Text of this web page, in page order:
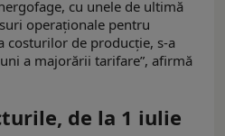
cu unele de ultimă
operaționale pentru
costurilor de producție, s-a
a majorării tarifare”, afirmă
de la 1 iulie